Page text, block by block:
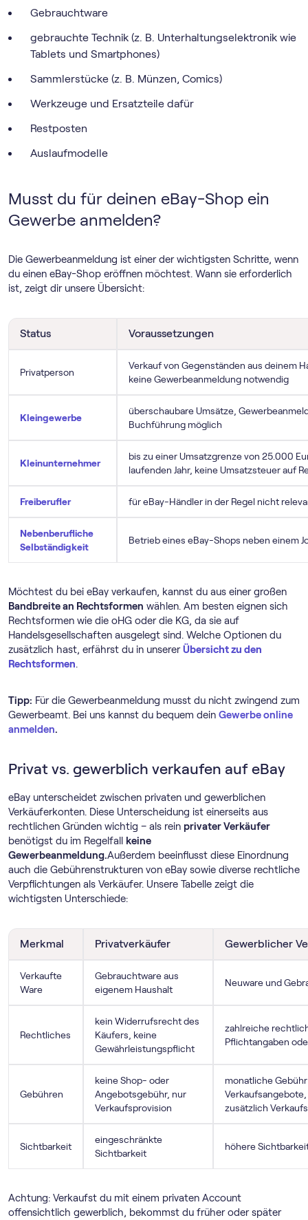
Gebrauchtware
gebrauchte Technik (z. B. Unterhaltungselektronik wie
Tablets und Smartphones)
Sammlerstücke (z. B. Münzen, Comics)
Werkzeuge und Ersatzteile dafür
Restposten
Auslaufmodelle
Musst du für deinen eBay-Shop ein
Gewerbe anmelden?
Die Gewerbeanmeldung ist einer der wichtigsten Schritte, wenn
du einen eBay-Shop eröffnen möchtest. Wann sie erforderlich
ist, zeigt dir unsere Übersicht:
Status Voraussetzungen
Privatperson
Verkauf von Gegenständen aus deinem
keine Gewerbeanmeldung notwendig
Kleingewerbe
überschaubare Umsätze,
Buchführung möglich
Kleinunternehmer
bis zu einer Umsatzgrenze von 25.000
laufenden Jahr, keine Umsatzsteuer auf
Freiberufler für eBay-Händler in der Regel nicht
Nebenberufliche
Selbständigkeit
Betrieb eines eBay-Shops neben einem
Möchtest du bei eBay verkaufen, kannst du aus einer großen
Bandbreite an Rechtsformen wählen. Am besten eignen sich
Rechtsformen wie die oHG oder die KG, da sie auf
Handelsgesellschaften ausgelegt sind. Welche Optionen du
zusätzlich hast, erfährst du in unsererÜbersicht zu den
Rechtsformen.
Tipp: Für die Gewerbeanmeldung musst du nicht zwingend zum
Gewerbeamt. Bei uns kannst du bequem dein Gewerbe online
anmelden.
Privat vs. gewerblich verkaufen auf eBay
eBay unterscheidet zwischen privaten und gewerblichen
Verkäuferkonten. Diese Unterscheidung ist einerseits aus
rechtlichen Gründen wichtig – als rein privater Verkäufer
benötigst du im Regelfall
keine
Gewerbeanmeldung.Außerdem beeinflusst diese Einordnung
auch die Gebührenstrukturen von eBay sowie diverse rechtliche
Verpflichtungen als Verkäufer. Unsere Tabelle zeigt die
wichtigsten Unterschiede:
Merkmal Privatverkäufer Gewerblicher
Verkaufte
Ware
Gebrauchtware aus
eigenem Haushalt
Neuware und
Rechtliches
kein Widerrufsrecht des
Käufers, keine
Gewährleistungspflicht
zahlreiche
Pflichtangaben
Gebühren
keine Shop- oder
Angebotsgebühr, nur
Verkaufsprovision
monatliche
zusätzlich
Sichtbarkeit
eingeschränkte
Sichtbarkeit
höhere
Achtung: Verkaufst du mit einem privaten Account
offensichtlich gewerblich, bekommst du früher oder später